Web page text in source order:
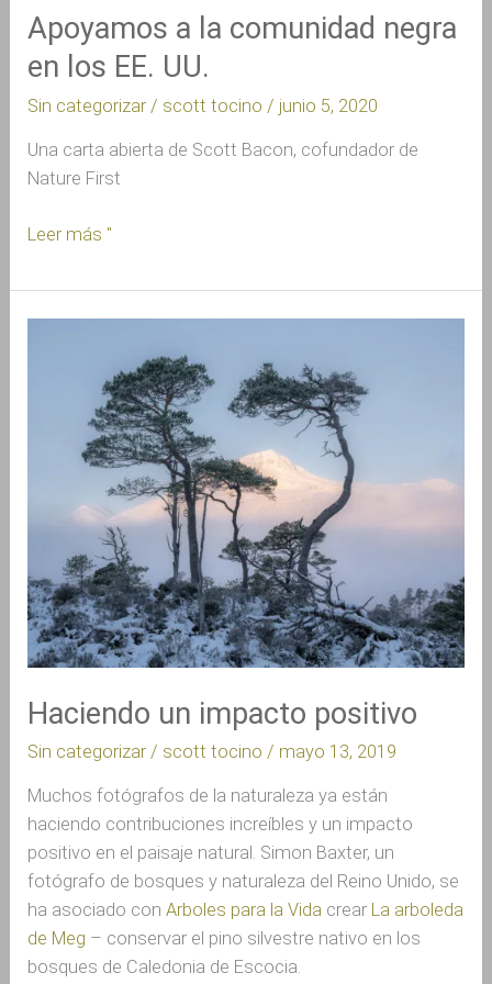
Apoyamos a la comunidad negra
en los EE. UU.
Sin categorizar / scott tocino / junio 5, 2020
Una carta abierta de Scott Bacon, cofundador de
Nature First
Leer más "
Haciendo un impacto positivo
Sin categorizar / scott tocino/ mayo 13, 2019
Muchos fotógrafos de la naturaleza ya están
haciendo contribuciones increíbles y un impacto
positivo en el paisaje natural. Simon Baxter, un
fotógrafo de bosques y naturaleza del Reino Unido, se
ha asociado con Arboles para la Vida crear La arboleda
de Meg – conservar el pino silvestre nativo en los
bosques de Caledonia de Escocia.
positivo